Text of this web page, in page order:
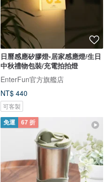
日曆感應矽膠燈-居家感應燈/生日
中秋禮物包裝/充電拍拍燈
EnterFun官方旗艦店
NT$ 440
可客製
免運 67 折